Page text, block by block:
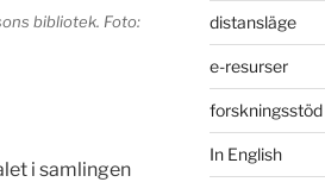
bibliotek. Foto:
i samlingen
distansläge
e-resurser
forskningsstöd
In English